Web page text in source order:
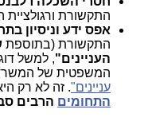
התקשורת
אפס ידע וניסיון
התקשורת (בתוספת
העניינים", למשל
המשפטית של
עניינים". זה לא רק
התחומים הרבים